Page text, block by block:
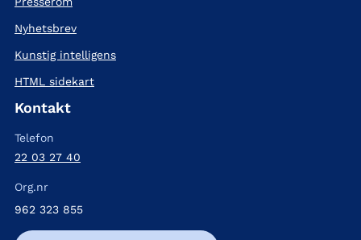
Nyhetsbrev
Kunstig intelligens
HTML sidekart
Kontakt
Telefon
22 03 27 40
Org.nr
962 323 855